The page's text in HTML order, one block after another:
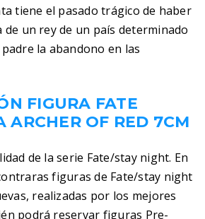
tiene el pasado trágico de haber
de un rey de un país determinado
la abandono en las
FIGURA FATE
ARCHER OF RED 7CM
de la serie Fate/stay night. En
figuras de Fate/stay night
realizadas por los mejores
podrá reservar figuras Pre-